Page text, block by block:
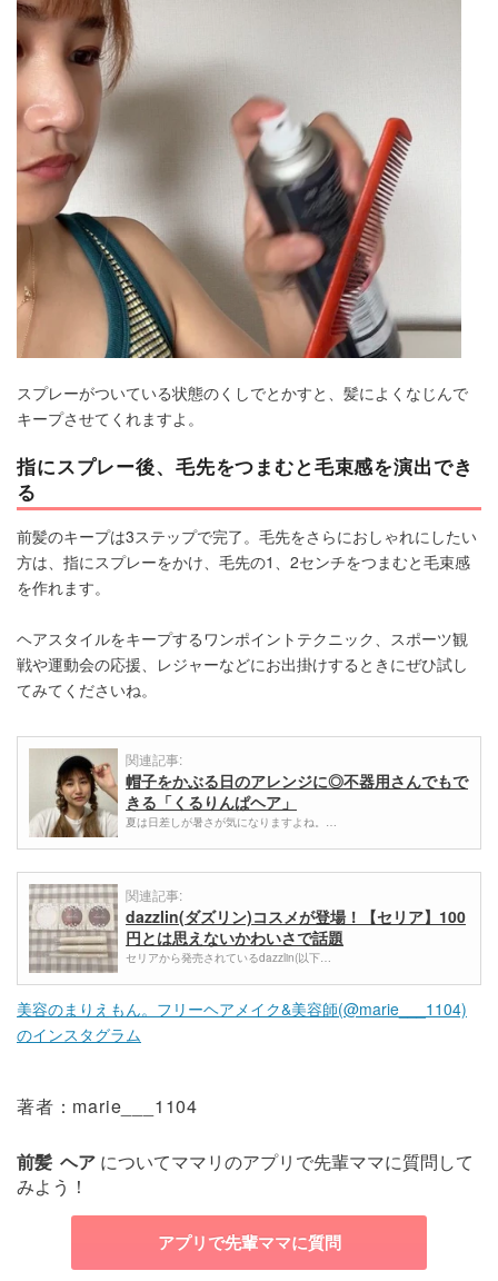
スプレーがついている状態のくしでとかすと、髪によくなじんで
キープさせてくれますよ。
指にスプレー後、毛先をつまむと毛束感を演出でき
る
前髪のキープは3ステップで完了。毛先をさらにおしゃれにしたい
方は、指にスプレーをかけ、毛先の1、2センチをつまむと毛束感
を作れます。
ヘアスタイルをキープするワンポイントテクニック、スポーツ観
戦や運動会の応援、レジャーなどにお出掛けするときにぜひ試し
てみてくださいね。
関連記事:
帽子をかぶる日のアレンジに◎不器用さんでもで
きる「くるりんぱヘア」
夏は日差しが暑さが気になりますよね。…
関連記事:
dazzlin(ダズリン)コスメが登場！【セリア】100
円とは思えないかわいさで話題
セリアから発売されているdazzlin(以下…
美容のまりえもん。フリーヘアメイク&美容師(@marie___1104)
のインスタグラム
著者：marie___1104
前髪 ヘア についてママリのアプリで先輩ママに質問して
みよう！
アプリで先輩ママに質問